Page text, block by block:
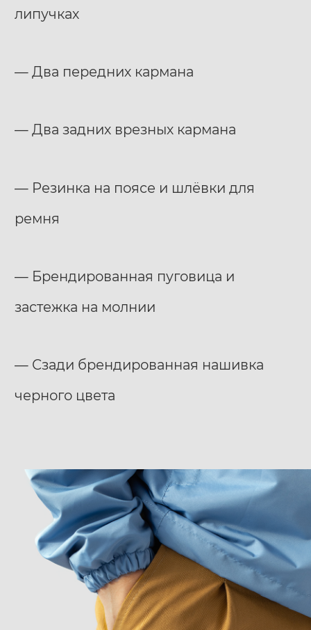
липучках
— Два передних кармана
— Два задних врезных кармана
— Резинка на поясе и шлёвки для
ремня
— Брендированная пуговица и
застежка на молнии
— Сзади брендированная нашивка
черного цвета